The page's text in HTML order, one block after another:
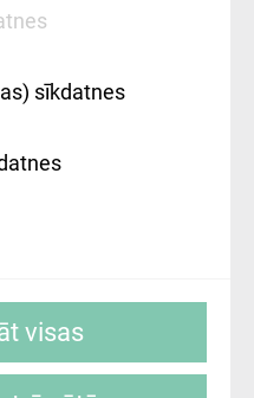
sīkdatnes
sīkdatņu
visas